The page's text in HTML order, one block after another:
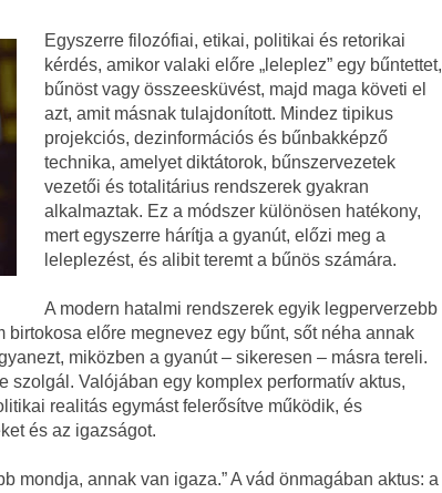
Egyszerre filozófiai, etikai, politikai és retorikai
kérdés, amikor valaki előre „leleplez” egy bűntettet,
bűnöst vagy összeesküvést, majd maga követi el
azt, amit másnak tulajdonított. Mindez tipikus
projekciós, dezinformációs és bűnbakképző
technika, amelyet diktátorok, bűnszervezetek
vezetői és totalitárius rendszerek gyakran
alkalmaztak. Ez a módszer különösen hatékony,
mert egyszerre hárítja a gyanút, előzi meg a
leleplezést, és alibit teremt a bűnös számára.
A modern hatalmi rendszerek egyik legperverzebb
előre megnevez egy bűnt, sőt néha annak
miközben a gyanút – sikeresen – másra tereli.
szolgál. Valójában egy komplex performatív aktus,
realitás egymást felerősítve működik, és
és az igazságot.
mondja, annak van igaza.” A vád önmagában aktus: a